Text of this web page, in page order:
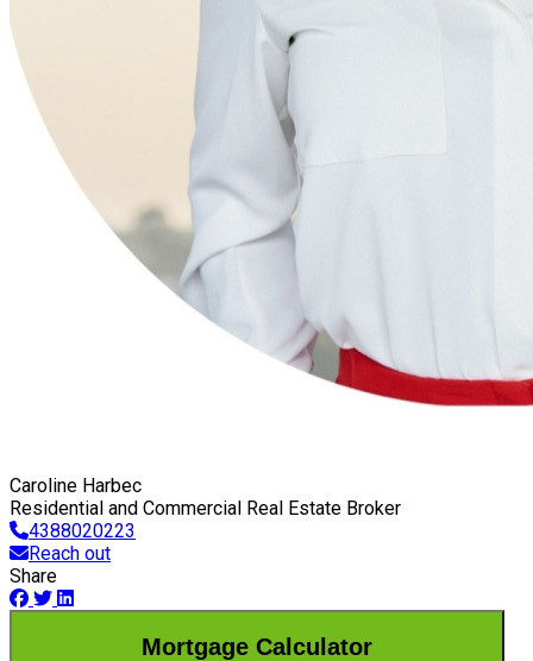
Caroline Harbec
Residential and Commercial Real Estate Broker
4388020223
Reach out
Share
Mortgage Calculator